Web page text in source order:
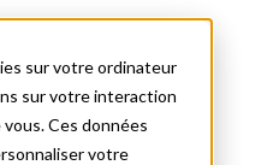
sur votre ordinateur
sur votre interaction
Ces données
votre